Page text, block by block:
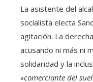
La asistente del
socialista electa
agitación. La
acusando ni más ni
solidaridad y la
«comerciante del